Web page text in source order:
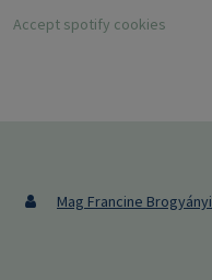
Accept spotify cookies
Mag Francine Brogyányi